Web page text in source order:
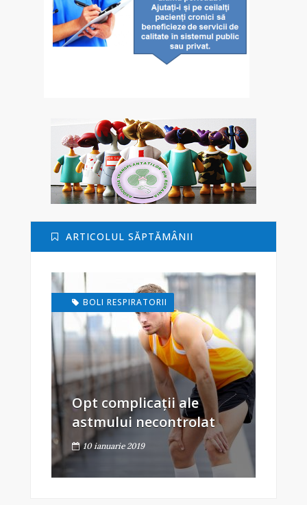
ARTICOLUL SĂPTĂMÂNII
BOLI RESPIRATORII
Opt complicații ale
astmului necontrolat
10 ianuarie 2019